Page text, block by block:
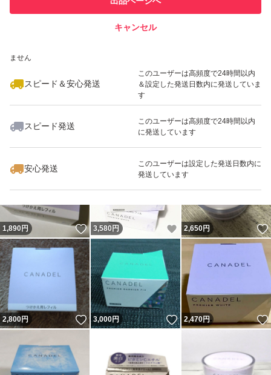
での取引実績があります
ません
スピード＆安心発送
このユーザーは高頻度で24時間以内
＆設定した発送日数内に発送していま
す
スピード発送
このユーザーは高頻度で24時間以内
に発送しています
安心発送
このユーザーは設定した発送日数内に
発送しています
キャンセル
いいね！
3,850
1,890円 いいね！
3,580 円 いいね！
2,650円
2,800円 いいね！
3,000円 いいね！
2,470円